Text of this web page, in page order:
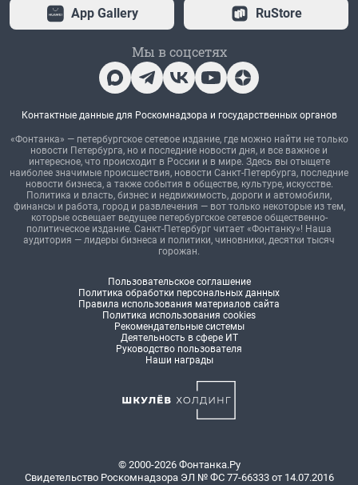
App Gallery RuStore
Мы в соцсетях
Контактные данные для Роскомнадзора и государственных органов
«Фонтанка» — петербургское сетевое издание, где можно найти не только
новости Петербурга, но и последние новости дня, и все важное и
интересное, что происходит в России и в мире. Здесь вы отыщете
наиболее значимые происшествия, новости Санкт-Петербурга, последние
новости бизнеса, а также события в обществе, культуре, искусстве.
Политика и власть, бизнес и недвижимость, дороги и автомобили,
финансы и работа, город и развлечения — вот только некоторые из тем,
которые освещает ведущее петербургское сетевое общественно-
политическое издание. Санкт-Петербург читает «Фонтанку»! Наша
аудитория — лидеры бизнеса и политики, чиновники, десятки тысяч
горожан.
Пользовательское соглашение
Политика обработки персональных данных
Правила использования материалов сайта
Политика использования cookies
Рекомендательные системы
Деятельность в сфере ИТ
Руководство пользователя
Наши награды
© 2000-2026 Фонтанка.Ру
Свидетельство Роскомнадзора ЭЛ № ФС 77-66333 от 14.07.2016